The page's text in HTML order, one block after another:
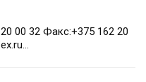
00 32 Факс:+375 162 20